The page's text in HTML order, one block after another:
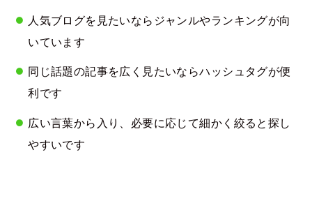
人気ブログを見たいならジャンルやランキングが向
いています
同じ話題の記事を広く見たいならハッシュタグが便
利です
広い言葉から入り、必要に応じて細かく絞ると探し
やすいです